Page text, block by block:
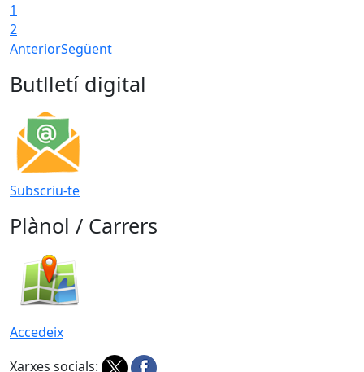
1
2
AnteriorSegüent
Butlletí digital
Subscriu-te
Plànol / Carrers
Accedeix
Xarxes socials: